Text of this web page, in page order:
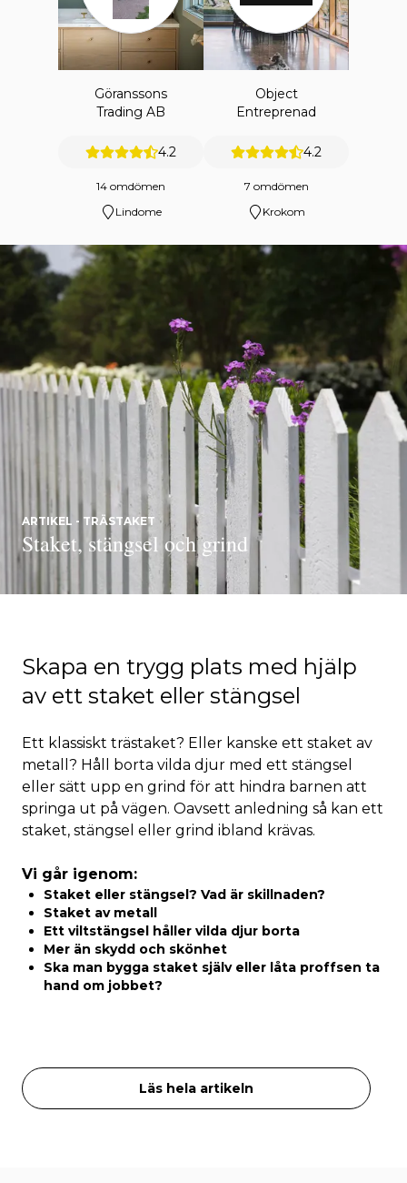
Göranssons
Trading AB
4.2
14 omdömen
Lindome
Object
Entreprenad
4.2
7 omdömen
Krokom
Skapa en trygg plats med hjälp
av ett staket eller stängsel
Ett klassiskt trästaket? Eller kanske ett staket av
metall? Håll borta vilda djur med ett stängsel
eller sätt upp en grind för att hindra barnen att
springa ut på vägen. Oavsett anledning så kan ett
staket, stängsel eller grind ibland krävas.
Vi går igenom:
Staket eller stängsel? Vad är skillnaden?
Staket av metall
Ett viltstängsel håller vilda djur borta
Mer än skydd och skönhet
Ska man bygga staket själv eller låta proffsen ta
hand om jobbet?
Läs hela artikeln
ARTIKEL - TRÄSTAKET
Staket, stängsel och grind